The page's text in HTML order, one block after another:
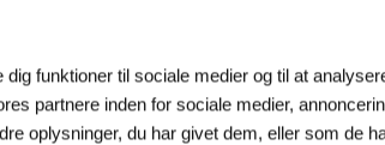
funktioner til sociale medier og til at
partnere inden for sociale medier,
oplysninger, du har givet dem, eller som de